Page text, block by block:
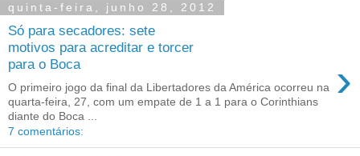
quinta-feira, junho 28, 2012
Só para secadores: sete
motivos para acreditar e torcer
para o Boca
›
O primeiro jogo da final da Libertadores da América ocorreu na
quarta-feira, 27, com um empate de 1 a 1 para o Corinthians
diante do Boca ...
7 comentários: